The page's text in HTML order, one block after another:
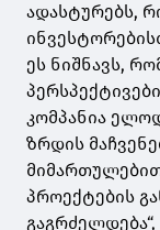
ადასტურებს,
ეს ნიშნავს,
კომპანია
ზრდის
პროექტების
გაგრძელდება“,